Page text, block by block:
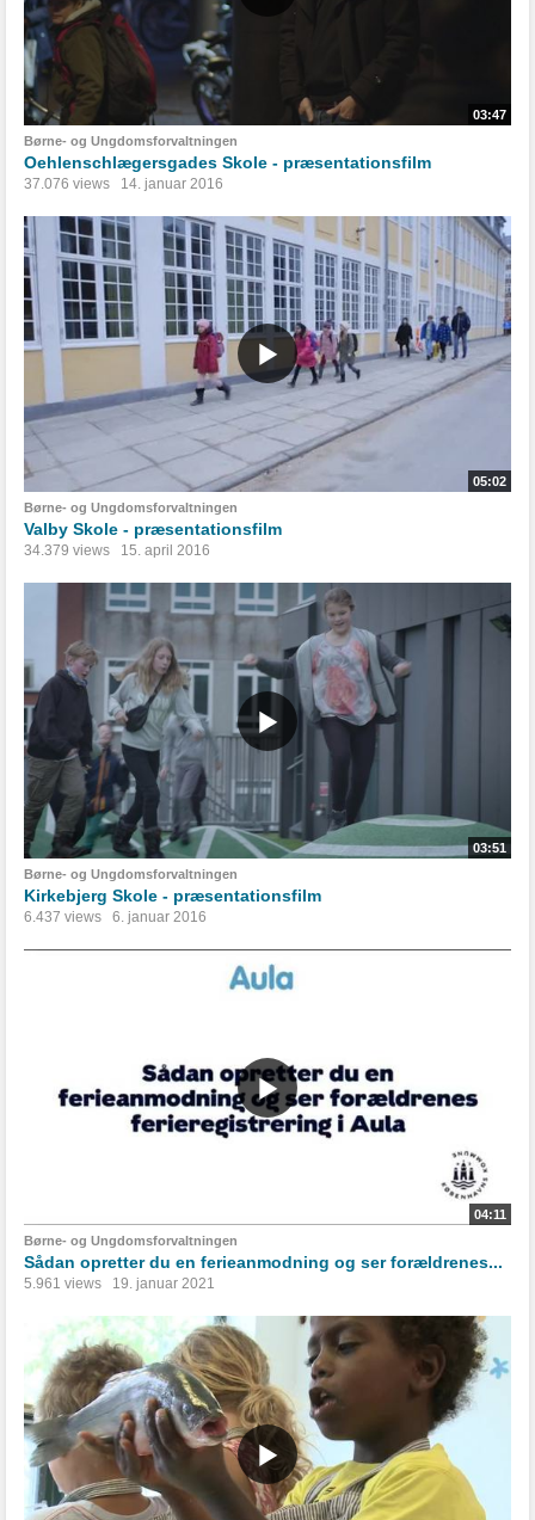
03:47
Børne- og Ungdomsforvaltningen
Oehlenschlægersgades Skole - præsentationsfilm
37.076 views 14. januar 2016
05:02
Børne- og Ungdomsforvaltningen
Valby Skole - præsentationsfilm
34.379 views 15. april 2016
03:51
Børne- og Ungdomsforvaltningen
Kirkebjerg Skole - præsentationsfilm
6.437 views 6. januar 2016
04:11
Børne- og Ungdomsforvaltningen
Sådan opretter du en ferieanmodning og ser forældrenes...
5.961 views 19. januar 2021